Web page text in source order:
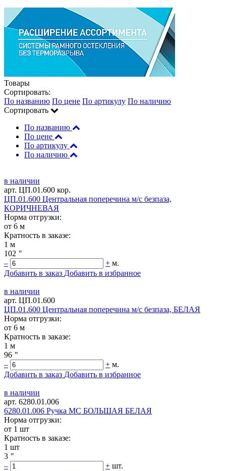
Товары
Сортировать:
По названию По цене По артикулу По наличию
Сортировать
По названию
По цене
По артикулу
По наличию
в наличии
арт. ЦП.01.600 кор.
ЦП.01.600 Центральная поперечина м/с безпаза,
КОРИЧНЕВАЯ
Норма отгрузки:
от 6 м
Кратность в заказе:
1 м
102 "
–
+ м.
Добавить в заказ Добавить в избранное
в наличии
арт. ЦП.01.600
ЦП.01.600 Центральная поперечина м/с безпаза, БЕЛАЯ
Норма отгрузки:
от 6 м
Кратность в заказе:
1 м
96 "
–
+ м.
Добавить в заказ Добавить в избранное
в наличии
арт. 6280.01.006
6280.01.006 Ручка МС БОЛЬШАЯ БЕЛАЯ
Норма отгрузки:
от 1 шт
Кратность в заказе:
1 шт
3 "
–
+ шт.